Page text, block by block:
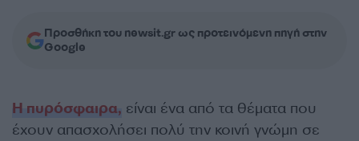
Προσθήκη του newsit.gr ως προτεινόμενη πηγή στην
Google
Η πυρόσφαιρα, είναι ένα από τα θέματα που
έχουν απασχολήσει πολύ την κοινή γνώμη σε